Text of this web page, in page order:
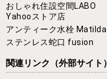
おしゃれ住設空間LABO
Yahooストア店
アンティーク水栓 Matilda
ステンレス蛇口 fusion
関連リンク （外部サイト）